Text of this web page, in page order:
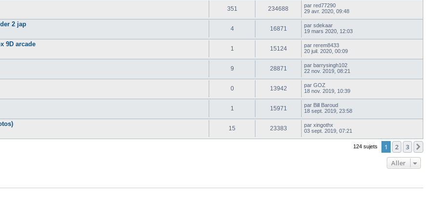
351 234688 par red77290
29 avr. 2020, 09:48
2 jap
4 16871 par sdekaar
19 mars 2020, 12:03
9D arcade
1 15124 par rerem8433
20 juil. 2020, 00:09
9 28871 par barrysingh102
22 nov. 2019, 08:21
0 13942 par GOZ
18 nov. 2019, 10:39
1 15971 par Bill Baroud
18 sept. 2019, 23:58
15 23383 par xingothx
03 sept. 2019, 07:21
124 sujets 1 2 3
Aller